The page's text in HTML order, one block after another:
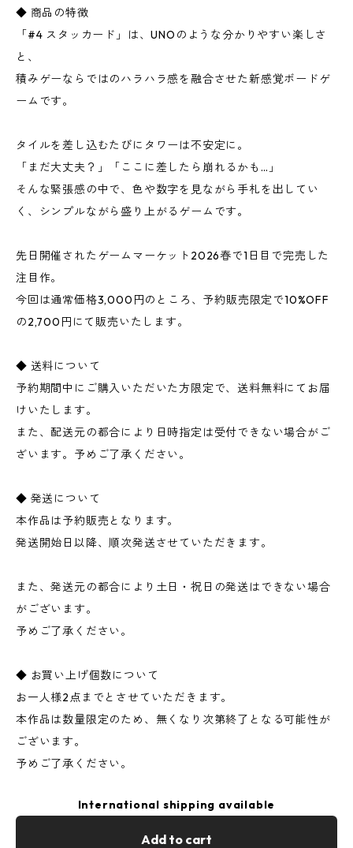
◆ 商品の特徴
「#4 スタッカード」は、UNOのような分かりやすい楽しさ
と、
積みゲーならではのハラハラ感を融合させた新感覚ボードゲ
ームです。
タイルを差し込むたびにタワーは不安定に。
「まだ大丈夫？」「ここに差したら崩れるかも…」
そんな緊張感の中で、色や数字を見ながら手札を出してい
く、シンプルながら盛り上がるゲームです。
先日開催されたゲームマーケット2026春で1日目で完売した
注目作。
今回は通常価格3,000円のところ、予約販売限定で10%OFF
の2,700円にて販売いたします。
◆ 送料について
予約期間中にご購入いただいた方限定で、送料無料にてお届
けいたします。
また、配送元の都合により日時指定は受付できない場合がご
ざいます。予めご了承ください。
◆ 発送について
本作品は予約販売となります。
発送開始日以降、順次発送させていただきます。
また、発送元の都合により土日・祝日の発送はできない場合
がございます。
予めご了承ください。
◆ お買い上げ個数について
お一人様2点までとさせていただきます。
本作品は数量限定のため、無くなり次第終了となる可能性が
ございます。
予めご了承ください。
International shipping available
Add to cart